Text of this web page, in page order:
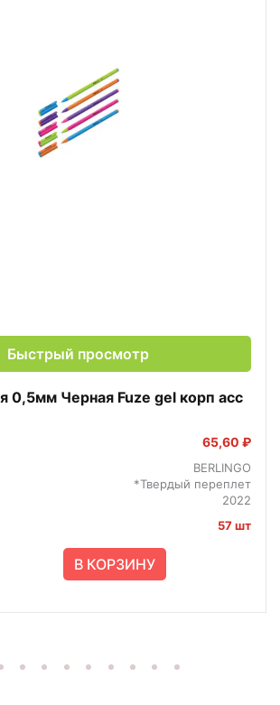
Быстрый просмотр
0,5мм Черная Fuze gel корп асс
65,60 ₽
BERLINGO
*Твердый переплет
2022
57 шт
В КОРЗИНУ